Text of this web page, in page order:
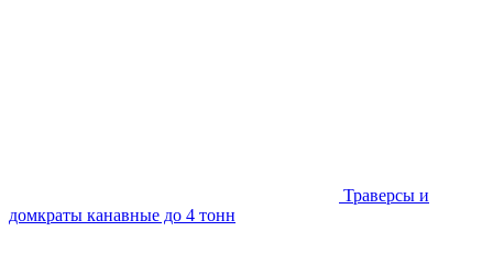
Траверсы и
домкраты канавные до 4 тонн